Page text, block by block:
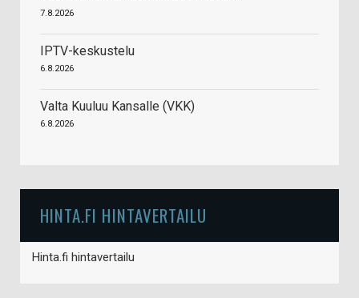
7.8.2026
IPTV-keskustelu
6.8.2026
Valta Kuuluu Kansalle (VKK)
6.8.2026
HINTA.FI HINTAVERTAILU
Hinta.fi hintavertailu